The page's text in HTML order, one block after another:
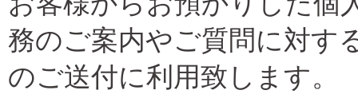
務のご案内やご質問に対す
のご送付に利用致します。